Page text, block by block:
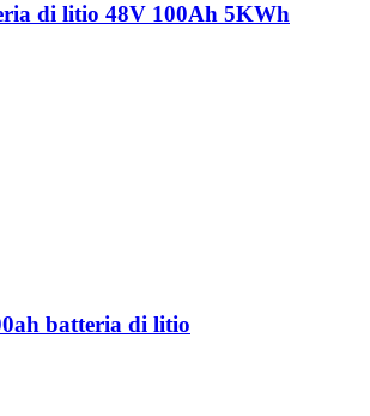
di litio 48V 100Ah 5KWh
batteria di litio